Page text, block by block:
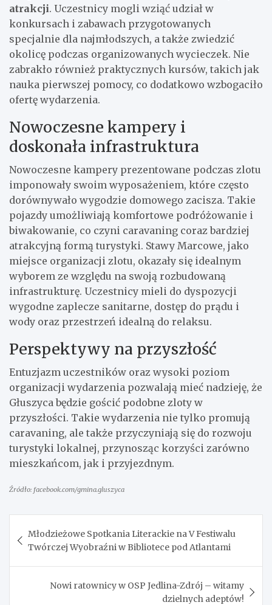
atrakcji. Uczestnicy mogli wziąć udział w
konkursach i zabawach przygotowanych
specjalnie dla najmłodszych, a także zwiedzić
okolicę podczas organizowanych wycieczek. Nie
zabrakło również praktycznych kursów, takich jak
nauka pierwszej pomocy, co dodatkowo wzbogaciło
ofertę wydarzenia.
Nowoczesne kampery i
doskonała infrastruktura
Nowoczesne kampery prezentowane podczas zlotu
imponowały swoim wyposażeniem, które często
dorównywało wygodzie domowego zacisza. Takie
pojazdy umożliwiają komfortowe podróżowanie i
biwakowanie, co czyni caravaning coraz bardziej
atrakcyjną formą turystyki. Stawy Marcowe, jako
miejsce organizacji zlotu, okazały się idealnym
wyborem ze względu na swoją rozbudowaną
infrastrukturę. Uczestnicy mieli do dyspozycji
wygodne zaplecze sanitarne, dostęp do prądu i
wody oraz przestrzeń idealną do relaksu.
Perspektywy na przyszłość
Entuzjazm uczestników oraz wysoki poziom
organizacji wydarzenia pozwalają mieć nadzieję, że
Głuszyca będzie gościć podobne zloty w
przyszłości. Takie wydarzenia nie tylko promują
caravaning, ale także przyczyniają się do rozwoju
turystyki lokalnej, przynosząc korzyści zarówno
mieszkańcom, jak i przyjezdnym.
Źródło: facebook.com/gmina.gluszyca
wpisu
Młodzieżowe Spotkania Literackie na V Festiwalu
Twórczej Wyobraźni w Bibliotece pod Atlantami
Nowi ratownicy w OSP Jedlina-Zdrój – witamy
dzielnych adeptów!